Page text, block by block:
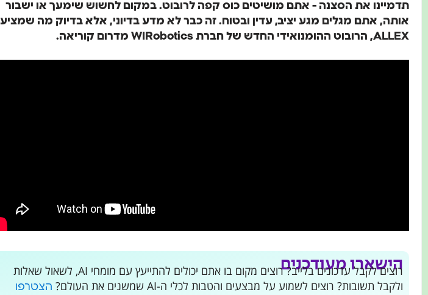
תדמיינו את הסצנה - אתם מושיטים כוס קפה לרובוט. במקום לחשוש שימעך או ישבור
אותה, אתם מגלים מגע יציב, עדין ובטוח. זה כבר לא מדע בדיוני, אלא בדיוק מה שמציע
ALLEX, הרובוט ההומנואידי החדש של חברת WIRobotics מדרום קוריאה.
הישארו מעודכנים
רוצים לקבל עדכונים בלייב? רוצים מקום בו אתם יכולים להתייעץ עם מומחי AI, לשאול שאלות
ולקבל תשובות? רוצים לשמוע על מבצעים והטבות לכלי ה-AI שמשנים את העולם?
הצטרפו